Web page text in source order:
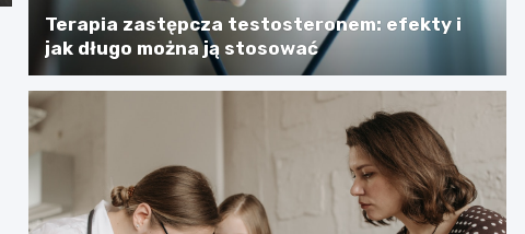
Terapia zastępcza testosteronem: efekty i
jak długo można ją stosować